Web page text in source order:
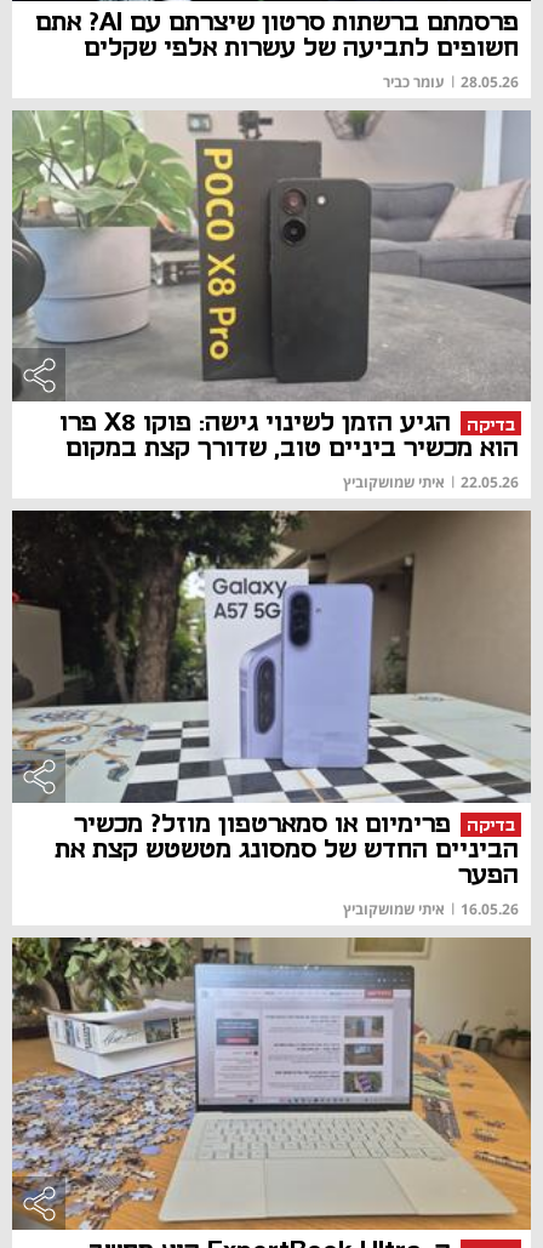
פרסמתם ברשתות סרטון שיצרתם עם AI? אתם
חשופים לתביעה של עשרות אלפי שקלים
28.05.26
| עומר כביר
בדיקה
הגיע הזמן לשינוי גישה: פוקו X8 פרו
הוא מכשיר ביניים טוב, שדורך קצת במקום
22.05.26
| איתי שמושקוביץ
בדיקה
פרימיום או סמארטפון מוזל? מכשיר
הביניים החדש של סמסונג מטשטש קצת את
הפער
16.05.26
| איתי שמושקוביץ